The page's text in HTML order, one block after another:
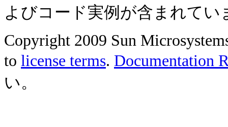
よびコード実例が含まれてい
Copyright 2009 Sun
to license terms. Documentation
い。